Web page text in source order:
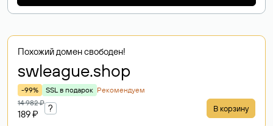
Похожий домен свободен!
swleague.shop
-99% SSL в подарок Рекомендуем
14 982 ₽
189 ₽
? В корзину